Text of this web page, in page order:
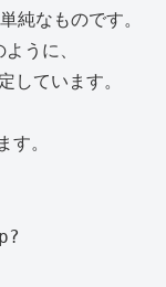
純なものです。
ように、
しています。
す。